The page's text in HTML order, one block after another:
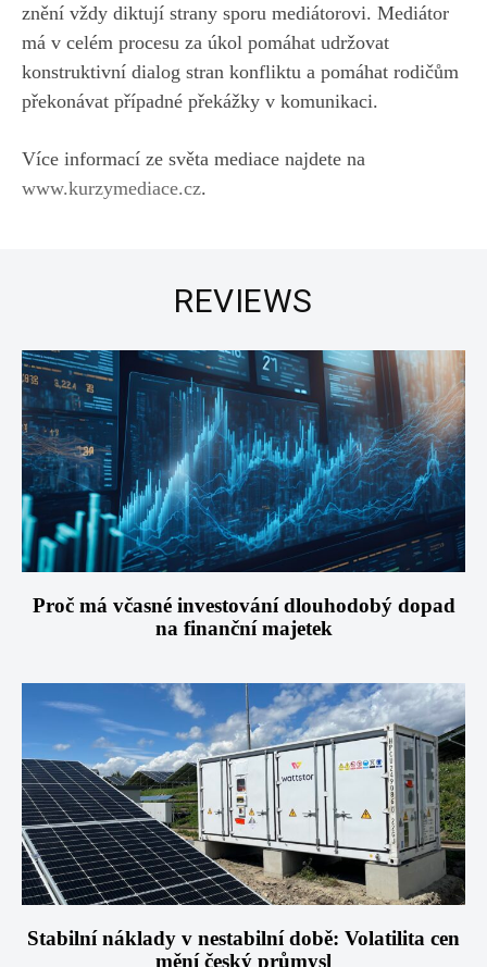
znění vždy diktují strany sporu mediátorovi. Mediátor
má v celém procesu za úkol pomáhat udržovat
konstruktivní dialog stran konfliktu a pomáhat rodičům
překonávat případné překážky v komunikaci.
Více informací ze světa mediace najdete na
www.kurzymediace.cz.
REVIEWS
Proč má včasné investování dlouhodobý dopad
na finanční majetek
Stabilní náklady v nestabilní době: Volatilita cen
mění český průmysl